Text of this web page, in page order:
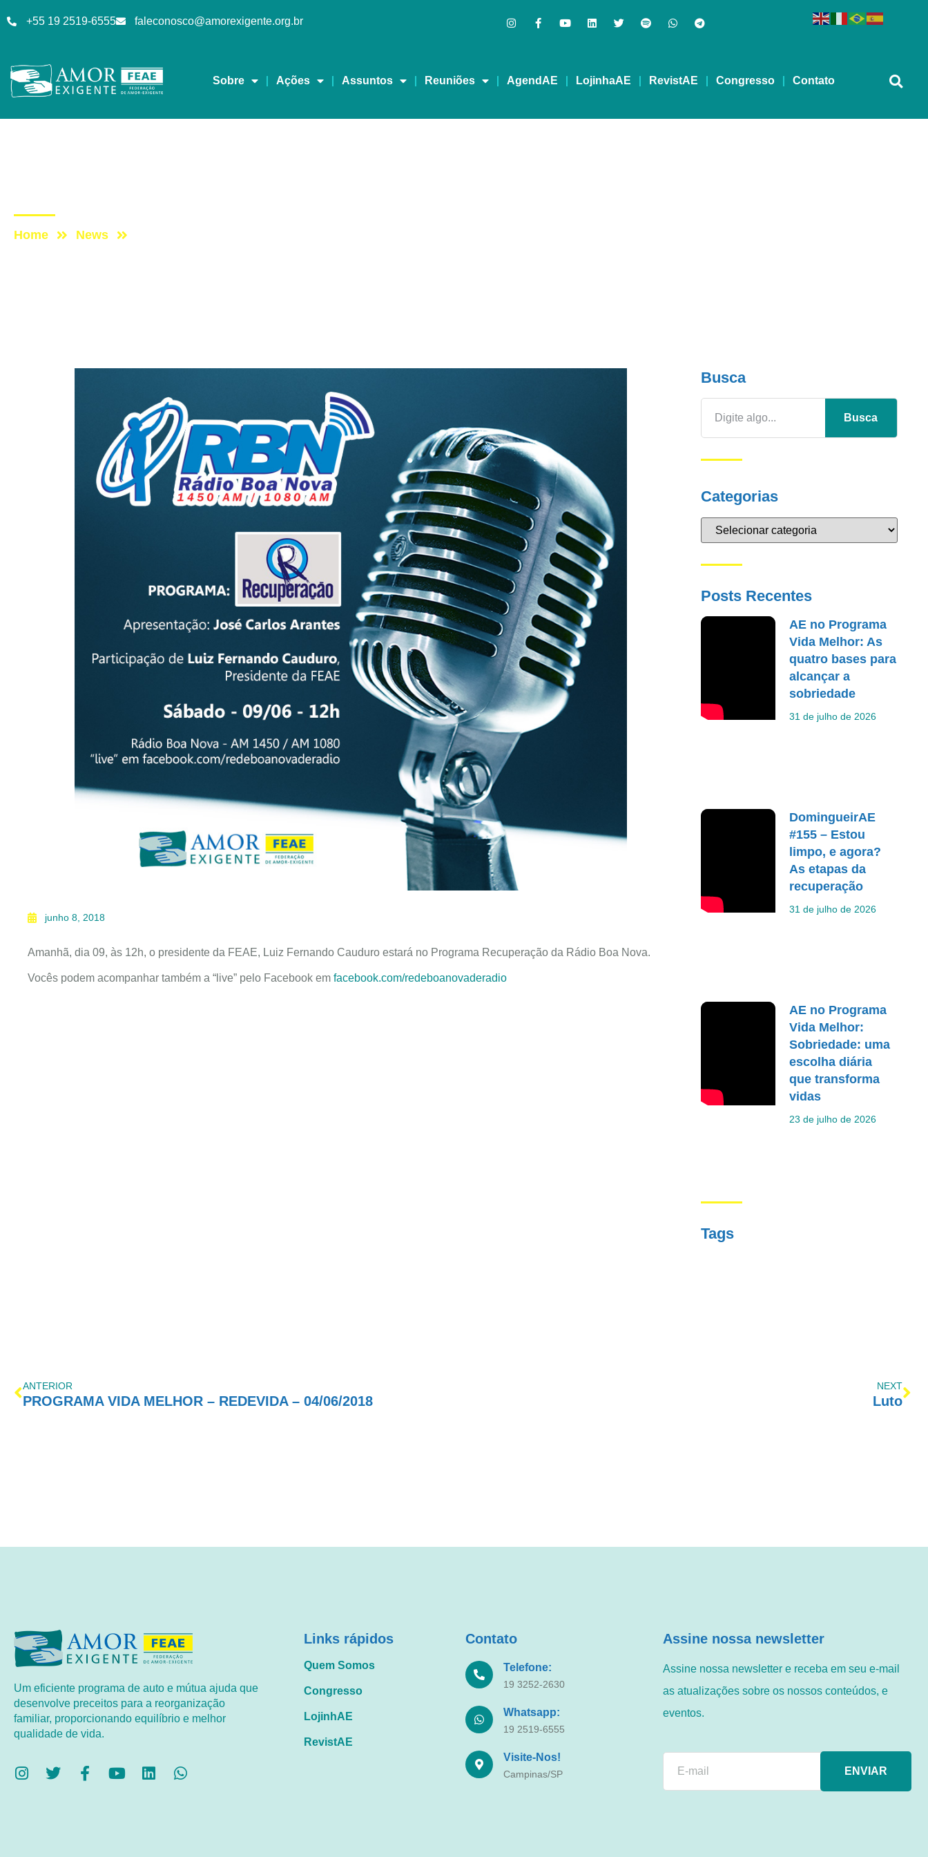
+55 19 2519-6555 faleconosco@amorexigente.org.br
Sobre Ações Assuntos Reuniões AgendAE LojinhaAE RevistAE Congresso Contato
Home News
junho 8, 2018
Amanhã, dia 09, às 12h, o presidente da FEAE, Luiz Fernando Cauduro estará no Programa Recuperação da Rádio Boa Nova.
Vocês podem acompanhar também a “live” pelo Facebook em facebook.com/redeboanovaderadio
Busca
Busca
Categorias
Posts Recentes
AE no Programa
Vida Melhor: As
quatro bases para
alcançar a
sobriedade
31 de julho de 2026
DomingueirAE
#155 – Estou
limpo, e agora?
As etapas da
recuperação
31 de julho de 2026
AE no Programa
Vida Melhor:
Sobriedade: uma
escolha diária
que transforma
vidas
23 de julho de 2026
Tags
ANTERIOR
PROGRAMA VIDA MELHOR – REDEVIDA – 04/06/2018
NEXT
Luto
Um eficiente programa de auto e mútua ajuda que
desenvolve preceitos para a reorganização
familiar, proporcionando equilíbrio e melhor
qualidade de vida.
Links rápidos
Quem Somos
Congresso
LojinhAE
RevistAE
Contato
Telefone:
19 3252-2630
Whatsapp:
19 2519-6555
Visite-Nos!
Campinas/SP
Assine nossa newsletter
Assine nossa newsletter e receba em seu e-mail
as atualizações sobre os nossos conteúdos, e
eventos.
ENVIAR